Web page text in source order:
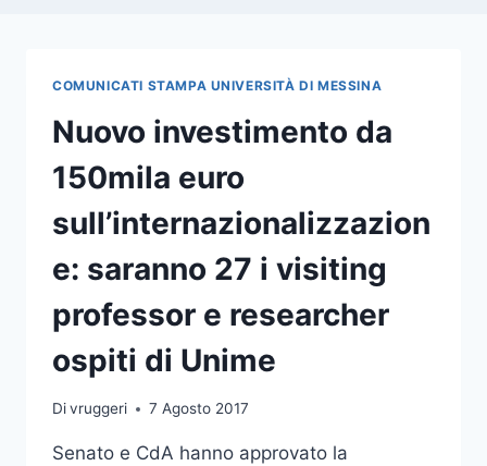
COMUNICATI STAMPA UNIVERSITÀ DI MESSINA
Nuovo investimento da
150mila euro
sull’internazionalizzazion
e: saranno 27 i visiting
professor e researcher
ospiti di Unime
Divruggeri 7 Agosto 2017
Senato e CdA hanno approvato la